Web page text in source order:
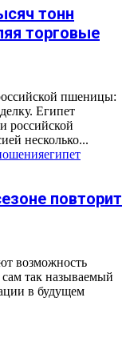
тонн
торговые
пшеницы:
Египет
российской
несколько...
египет
повторит
возможность
так называемый
в будущем